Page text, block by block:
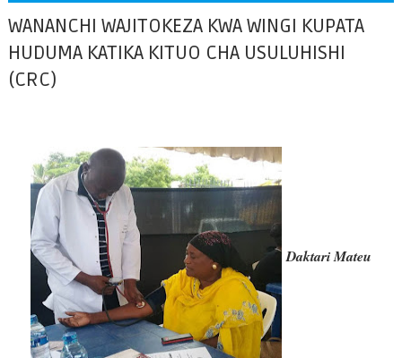
WANANCHI WAJITOKEZA KWA WINGI KUPATA
HUDUMA KATIKA KITUO CHA USULUHISHI
(CRC)
Daktari Mateu